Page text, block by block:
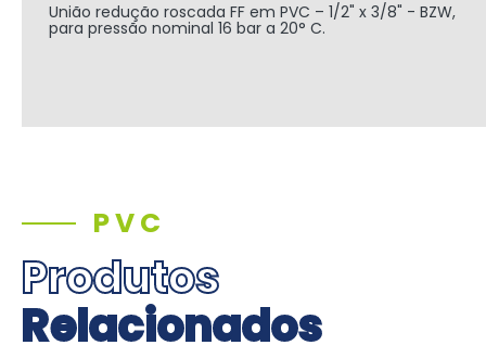
União redução roscada FF em PVC – 1/2" x 3/8" - BZW,
para pressão nominal 16 bar a 20° C.
PVC
Produtos
Relacionados